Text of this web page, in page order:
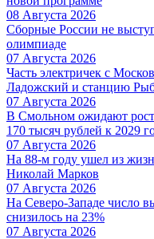
08 Августа 2026
Сборные России не
олимпиаде
07 Августа 2026
Часть электричек с
Ладожский и станцию
07 Августа 2026
В Смольном ожидают рост
170 тысяч рублей к 2029
07 Августа 2026
На 88-м году ушел из
Николай Марков
07 Августа 2026
На Северо-Западе число
снизилось на 23%
07 Августа 2026